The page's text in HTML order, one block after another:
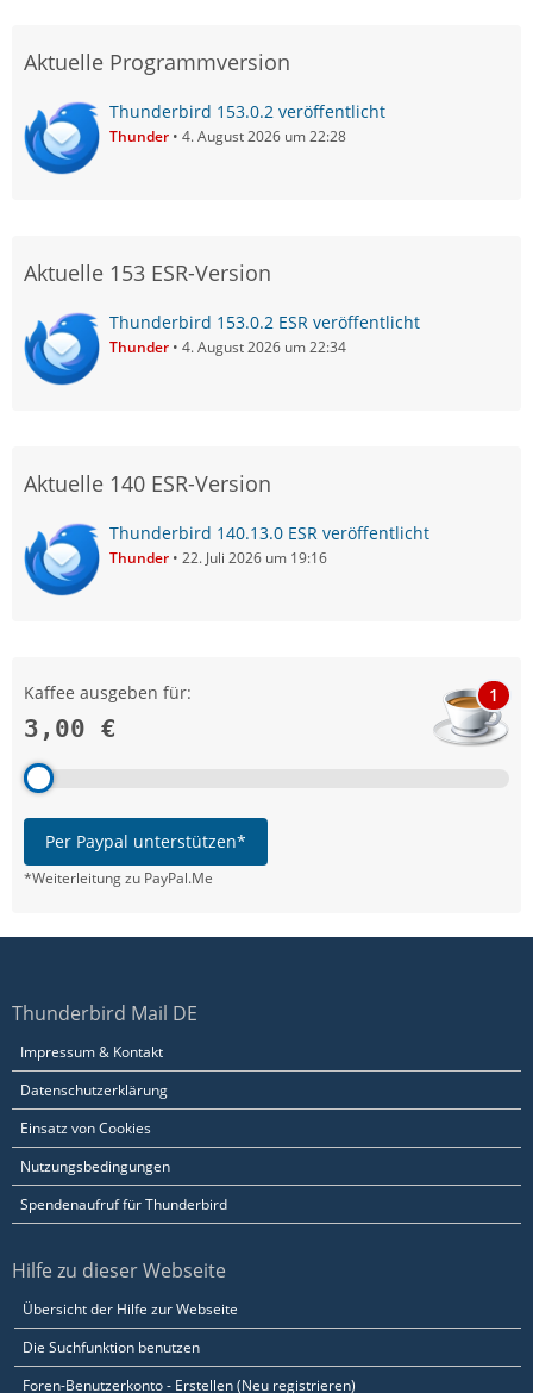
Aktuelle Programmversion
Thunderbird 153.0.2 veröffentlicht
Thunder 4. August 2026 um 22:28
Aktuelle 153 ESR-Version
Thunderbird 153.0.2 ESR veröffentlicht
Thunder 4. August 2026 um 22:34
Aktuelle 140 ESR-Version
Thunderbird 140.13.0 ESR veröffentlicht
Thunder 22. Juli 2026 um 19:16
Kaffee ausgeben für:
3,00 €
1
Per Paypal unterstützen*
*Weiterleitung zu PayPal.Me
Thunderbird Mail DE
Impressum & Kontakt
Datenschutzerklärung
Einsatz von Cookies
Nutzungsbedingungen
Spendenaufruf für Thunderbird
Hilfe zu dieser Webseite
Übersicht der Hilfe zur Webseite
Die Suchfunktion benutzen
Foren-Benutzerkonto - Erstellen (Neu registrieren)